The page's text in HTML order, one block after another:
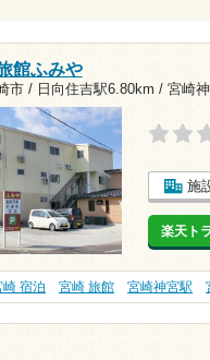
館ふみや
市 / 日向住吉駅6.80km / 宮崎
施
楽天ト
崎 宿泊 宮崎 旅館 宮崎神宮駅